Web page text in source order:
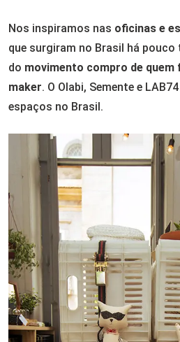
Nos inspiramos nas oficinas e
que surgiram no Brasil há
do movimento compro de quem
maker. O Olabi, Semente e
espaços no Brasil.